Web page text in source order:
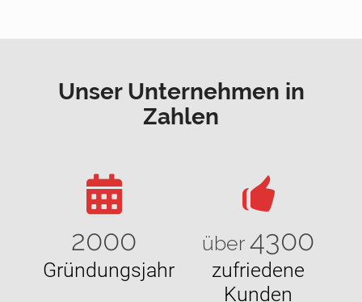
Unser Unternehmen in
Zahlen
2000
Gründungsjahr
über 4300
zufriedene
Kunden